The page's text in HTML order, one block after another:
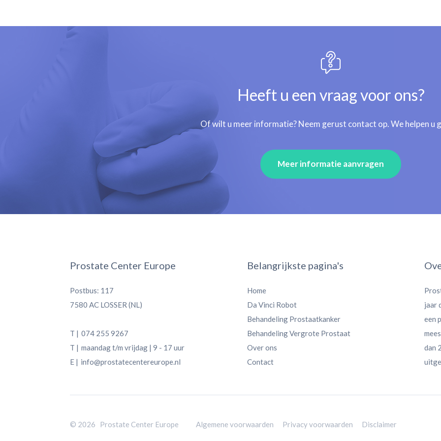
Heeft u een vraag voor ons?
Of wilt u meer informatie? Neem gerust contact op. We helpen u
Meer informatie aanvragen
Prostate Center Europe
Postbus: 117
7580 AC LOSSER (NL)
T | 074 255 9267
T | maandag t/m vrijdag | 9 - 17 uur
E | info@prostatecentereurope.nl
Belangrijkste pagina's
Home
Da Vinci Robot
Behandeling Prostaatkanker
Behandeling Vergrote Prostaat
Over ons
Contact
jaar
een
dan
© 2026 Prostate Center Europe Algemene voorwaarden Privacy voorwaarden Disclaimer